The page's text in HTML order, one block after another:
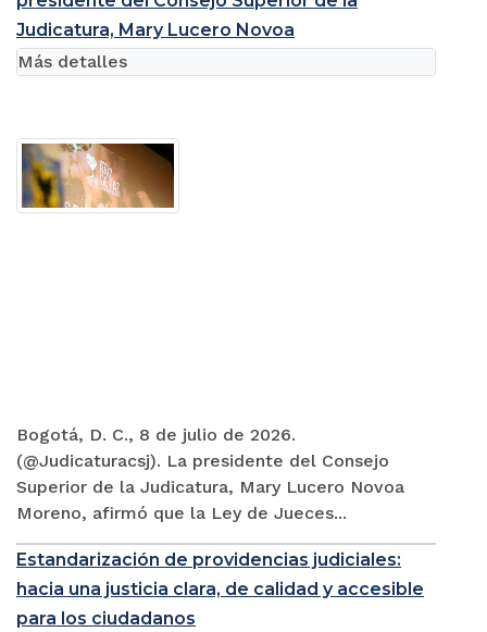
Judicatura, Mary Lucero Novoa
Bogotá, D. C., 8 de julio de 2026.
(@Judicaturacsj). La presidente del Consejo
Superior de la Judicatura, Mary Lucero Novoa
Moreno, afirmó que la Ley de Jueces...
Más detalles
Estandarización de providencias judiciales:
hacia una justicia clara, de calidad y accesible
para los ciudadanos